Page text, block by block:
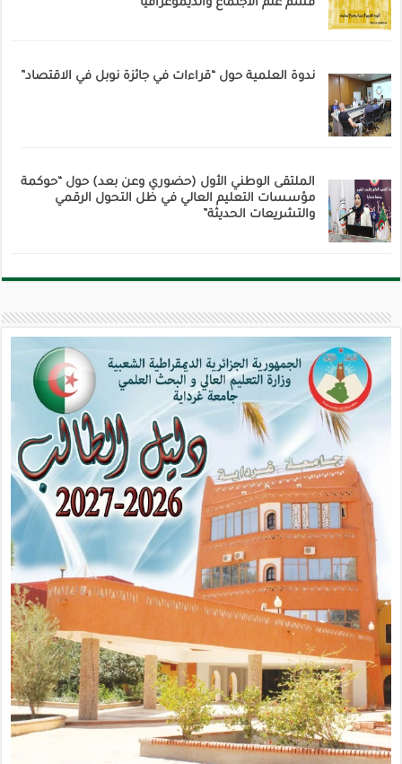
قسم علم الاجتماع والديموغرافيا
ندوة العلمية حول “قراءات في جائزة نوبل في الاقتصاد”
الملتقى الوطني الأول (حضوري وعن بعد) حول “حوكمة
مؤسسات التعليم العالي في ظل التحول الرقمي
والتشريعات الحديثة”